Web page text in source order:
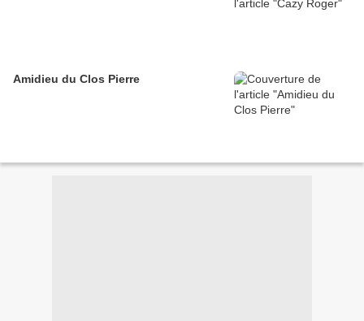
Amidieu du Clos Pierre